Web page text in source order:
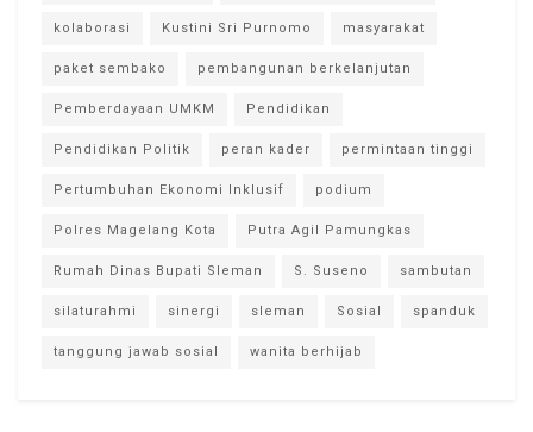
kolaborasi Kustini Sri Purnomo masyarakat
paket sembako pembangunan berkelanjutan
Pemberdayaan UMKM Pendidikan
Pendidikan Politik peran kader permintaan tinggi
Pertumbuhan Ekonomi Inklusif podium
Polres Magelang Kota Putra Agil Pamungkas
Rumah Dinas Bupati Sleman S. Suseno sambutan
silaturahmi sinergi sleman Sosial spanduk
tanggung jawab sosial wanita berhijab